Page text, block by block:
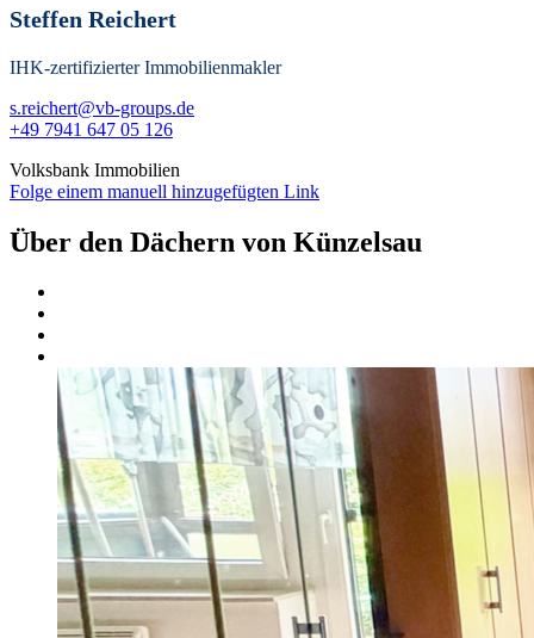
Steffen Reichert
IHK-zertifizierter Immobilienmakler
s.reichert@vb-groups.de
+49 7941 647 05 126
Volksbank Immobilien
Folge einem manuell hinzugefügten Link
Über den Dächern von Künzelsau